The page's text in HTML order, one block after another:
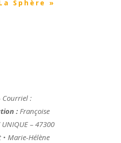
Sphère »
Courriel :
: Françoise
UNIQUE – 47300
• Marie-Hélène